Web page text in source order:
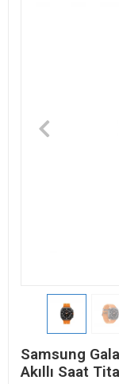
Samsung
Akıllı Saat